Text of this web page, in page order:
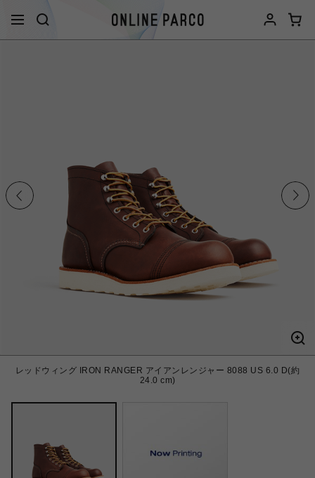
レッドウィング IRON RANGER アイアンレンジャー 8088 US 6.0 D(約
24.0 cm)